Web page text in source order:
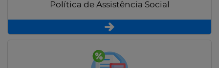
Política de Assistência Social